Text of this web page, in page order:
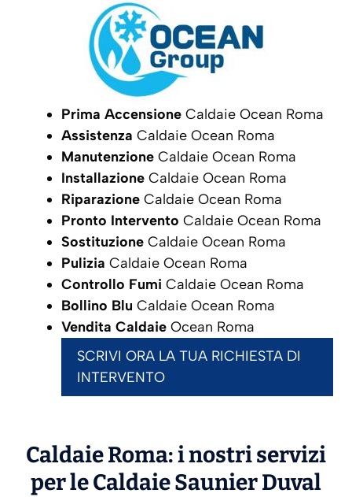
Prima Accensione Caldaie Ocean Roma
Assistenza Caldaie Ocean Roma
Manutenzione Caldaie Ocean Roma
Installazione Caldaie Ocean Roma
Riparazione Caldaie Ocean Roma
Pronto Intervento Caldaie Ocean Roma
Sostituzione Caldaie Ocean Roma
Pulizia Caldaie Ocean Roma
Controllo Fumi Caldaie Ocean Roma
Bollino Blu Caldaie Ocean Roma
Vendita Caldaie Ocean Roma
SCRIVI ORA LA TUA RICHIESTA DI
INTERVENTO
Caldaie Roma: i nostri servizi
per le CaldaieSaunier Duval